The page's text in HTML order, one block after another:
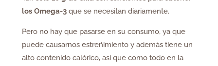
los Omega-3 que se necesitan diariamente.
Pero no hay que pasarse en su consumo, ya que
puede causarnos estreñimiento y además tiene un
alto contenido calórico, así que como todo en la